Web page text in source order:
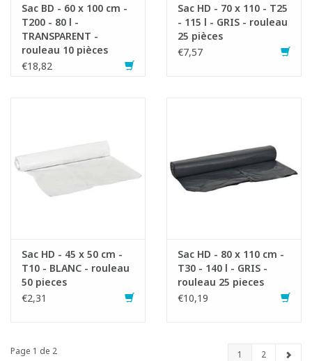
Sac BD - 60 x 100 cm -
T200 - 80 l -
TRANSPARENT -
rouleau 10 pièces
€18,82
Sac HD - 70 x 110 - T25
- 115 l - GRIS - rouleau
25 pièces
€7,57
Sac HD - 45 x 50 cm -
T10 - BLANC - rouleau
50 pieces
€2,31
Sac HD - 80 x 110 cm -
T30 - 140 l - GRIS -
rouleau 25 pieces
€10,19
Page 1 de 2 1 2